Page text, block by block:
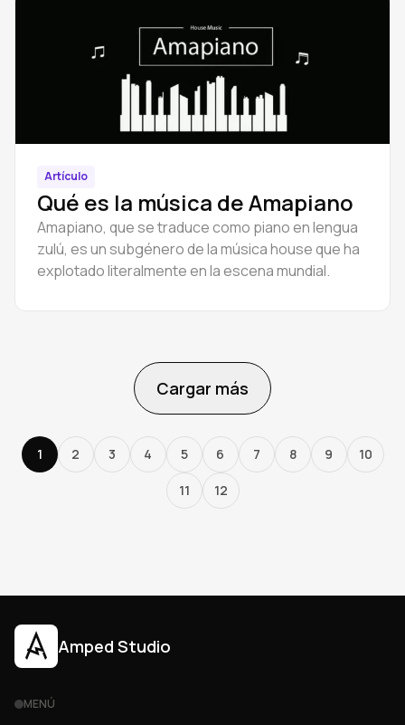
Artículo
Qué es la música de Amapiano
Amapiano, que se traduce como piano en lengua
zulú, es un subgénero de la música house que ha
explotado literalmente en la escena mundial.
Cargar más
1 2 3 4 5 6 7 8 9 10
11 12
Amped Studio
MENÚ